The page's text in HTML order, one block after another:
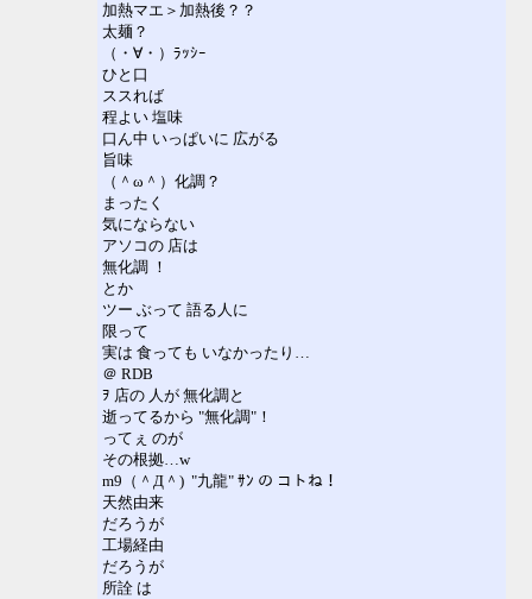
加熱マエ＞加熱後？？
太麺？
（・∀・）ﾗｯｼｰ
ひと口
ススれば
程よい 塩味
口ん中 いっぱいに 広がる
旨味
（＾ω＾）化調？
まったく
気にならない
アソコの 店は
無化調 ！
とか
ツー ぶって 語る人に
限って
実は 食っても いなかったり…
＠ RDB
ｦ 店の 人が 無化調と
逝ってるから "無化調"！
ってぇ のが
その根拠…w
m9（＾Д＾) "九龍" ｻﾝ の コトね！
天然由来
だろうが
工場経由
だろうが
所詮 は